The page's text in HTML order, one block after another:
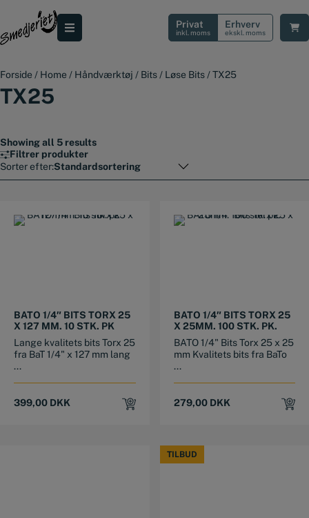
indholdet
Privat
inkl. moms
Erhverv
ekskl. moms
Forside / Home / Håndværktøj / Bits / Løse Bits /TX25
TX25
Showing all 5 results
Filtrer produkter
Sorter efter:
BATO 1/4″ BITS TORX 25
X 127 MM. 10 STK. PK
Lange kvalitets bits Torx 25
fra BaT 1/4" x 127 mm lang
...
399,00 DKK
BATO 1/4″ BITS TORX 25
X 25MM. 100 STK. PK.
BATO 1/4" Bits Torx 25 x 25
mm Kvalitets bits fra BaTo
...
279,00 DKK
TILBUD
TILBUD